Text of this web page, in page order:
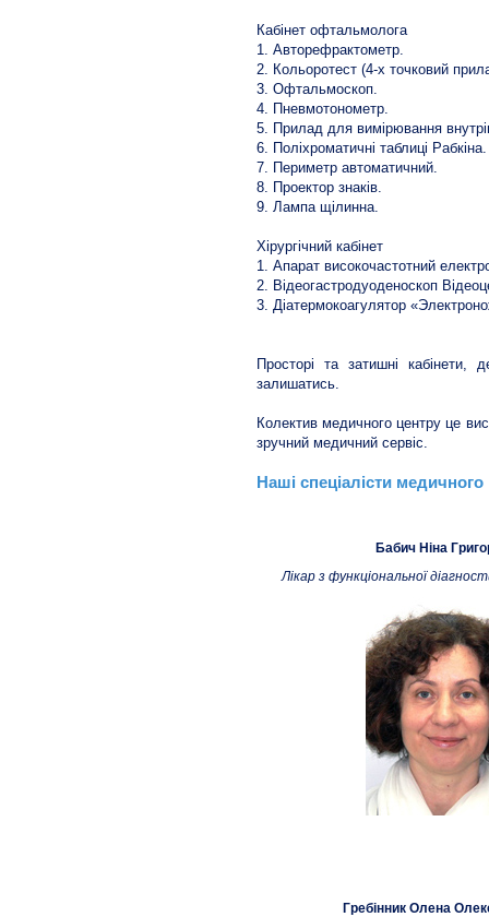
Кабінет офтальмолога
1. Авторефрактометр.
2. Кольоротест (4-х точковий
3. Офтальмоскоп.
4. Пневмотонометр.
5. Прилад для вимірювання
6. Поліхроматичні таблиці Рабкіна.
7. Периметр автоматичний.
8. Проектор знаків.
9. Лампа щілинна.
Хірургічний кабінет
1. Апарат високочастотний
2. Відеогастродуоденоскоп
3. Діатермокоагулятор
Просторі та затишні
залишатись.
Колектив медичного центру це
зручний медичний сервіс.
Наші спеціалісти медичного
Бабич Ніна
Лікар з функціональної
Гребінник Олена